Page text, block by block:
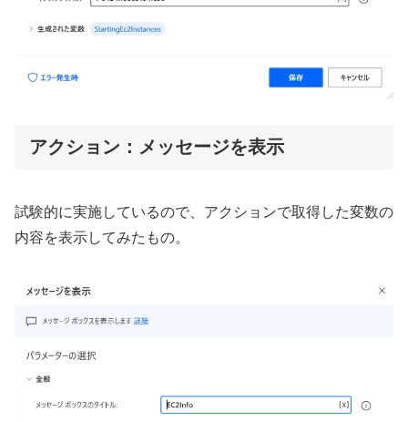
アクション：メッセージを表示
試験的に実施しているので、アクションで取得した変数の
内容を表示してみたもの。